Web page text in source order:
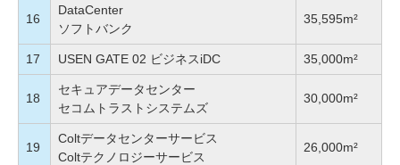
16
DataCenter
ソフトバンク
35,595m²
17 USEN GATE 02 ビジネスiDC 35,000m²
18
セキュアデータセンター
セコムトラストシステムズ
30,000m²
19
Coltデータセンターサービス
Coltテクノロジーサービス
26,000m²